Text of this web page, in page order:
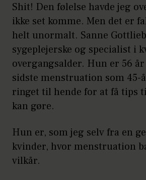
Shit! Den følelse havde jeg
ikke set komme. Men det er
helt unormalt. Sanne
sygeplejerske og specialist i
overgangsalder. Hun er 56
sidste menstruation som 45-
ringet til hende for at få tips
kan gøre.
Hun er, som jeg selv fra en
kvinder, hvor menstruation
vilkår.